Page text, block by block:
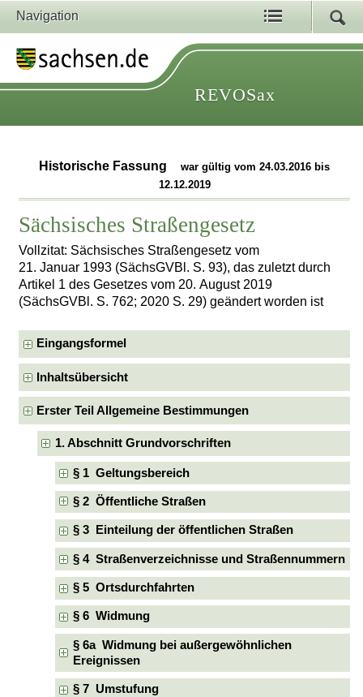
Navigation
REVOSax
Historische Fassung
war gültig vom 24.03.2016 bis
12.12.2019
Sächsisches Straßengesetz
Vollzitat: Sächsisches Straßengesetz vom
21. Januar 1993 (SächsGVBl. S. 93), das zuletzt durch
Artikel 1 des Gesetzes vom 20. August 2019
(SächsGVBl. S. 762; 2020 S. 29) geändert worden ist
Eingangsformel
Inhaltsübersicht
Erster Teil Allgemeine Bestimmungen
1. Abschnitt Grundvorschriften
§ 1 Geltungsbereich
§ 2 Öffentliche Straßen
§ 3 Einteilung der öffentlichen Straßen
§ 4 Straßenverzeichnisse und Straßennummern
§ 5 Ortsdurchfahrten
§ 6 Widmung
§ 6a Widmung bei außergewöhnlichen
Ereignissen
§ 7 Umstufung